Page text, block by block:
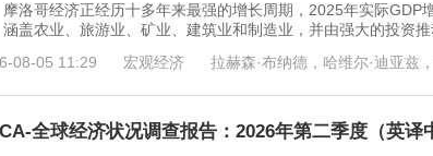
哥经济正经历十多年来最强的增长周期，2025年实际GDP
涵盖农业、旅游业、矿业、建筑业和制造业，并由强大的投资
08-05 11:29
宏观经济 拉赫森·布纳德，哈维尔·迪亚兹
全球经济状况调查报告：2026年第二季度（英译